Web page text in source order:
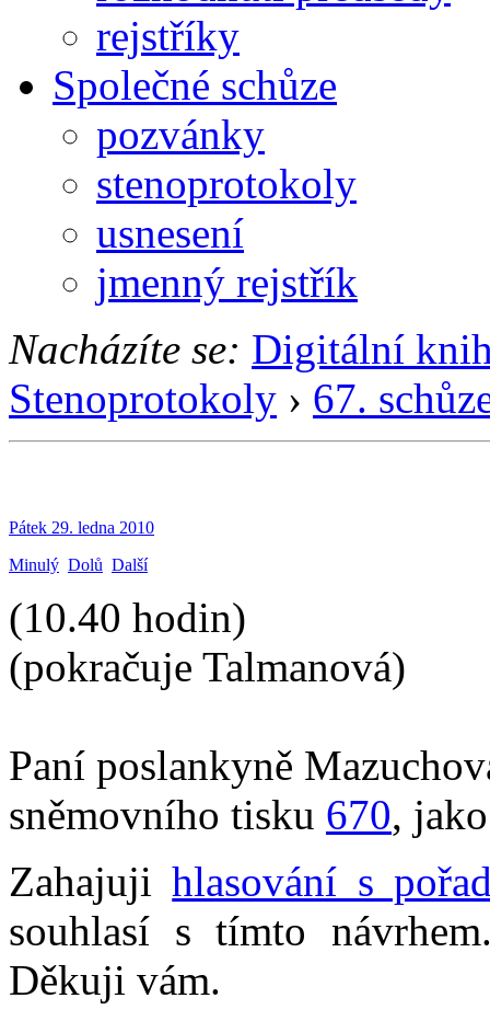
rejstříky
Společné schůze
pozvánky
stenoprotokoly
usnesení
jmenný rejstřík
Nacházíte se: Digitální
Stenoprotokoly › 67.
Pátek 29. ledna 2010
Minulý Dolů Další
(10.40 hodin)
(pokračuje Talmanová)
Paní poslankyně
sněmovního tisku 670,
Zahajujihlasování s
souhlasí s tímto
Děkuji vám.